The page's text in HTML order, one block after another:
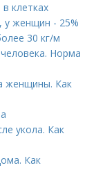
клетках
у женщин - 25%
30 кг/м
Норма
женщины. Как
укола. Как
Как